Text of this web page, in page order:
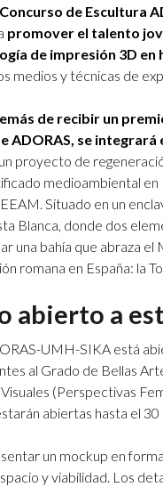
de Escultura
promover el talento
de impresión 3D en
medios y técnicas de
de recibir un
ADORAS, se
proyecto de
medioambiental
Situado en un
Blanca, donde dos
una bahía que abraza
romana en España: la
abierto a
UMH-SIKA está
al Grado de Bellas
(Perspectivas
abiertas hasta el
un mockup en
y viabilidad. Los